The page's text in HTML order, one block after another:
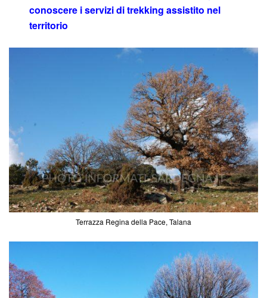
conoscere i servizi di trekking assistito nel
territorio
Terrazza Regina della Pace, Talana